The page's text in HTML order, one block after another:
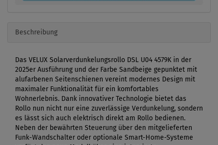
Beschreibung
Das VELUX Solarverdunkelungsrollo DSL U04 4579K in der
2025er Ausführung und der Farbe Sandbeige gepunktet mit
alufarbenen Seitenschienen vereint modernes Design mit
maximaler Funktionalität für ein komfortables
Wohnerlebnis. Dank innovativer Technologie bietet das
Rollo nun nicht nur eine zuverlässige Verdunkelung, sondern
es lässt sich auch elektrisch direkt am Rollo bedienen.
Neben der bewährten Steuerung über den mitgelieferten
Funk-Wandschalter oder optionale Smart-Home-Systeme